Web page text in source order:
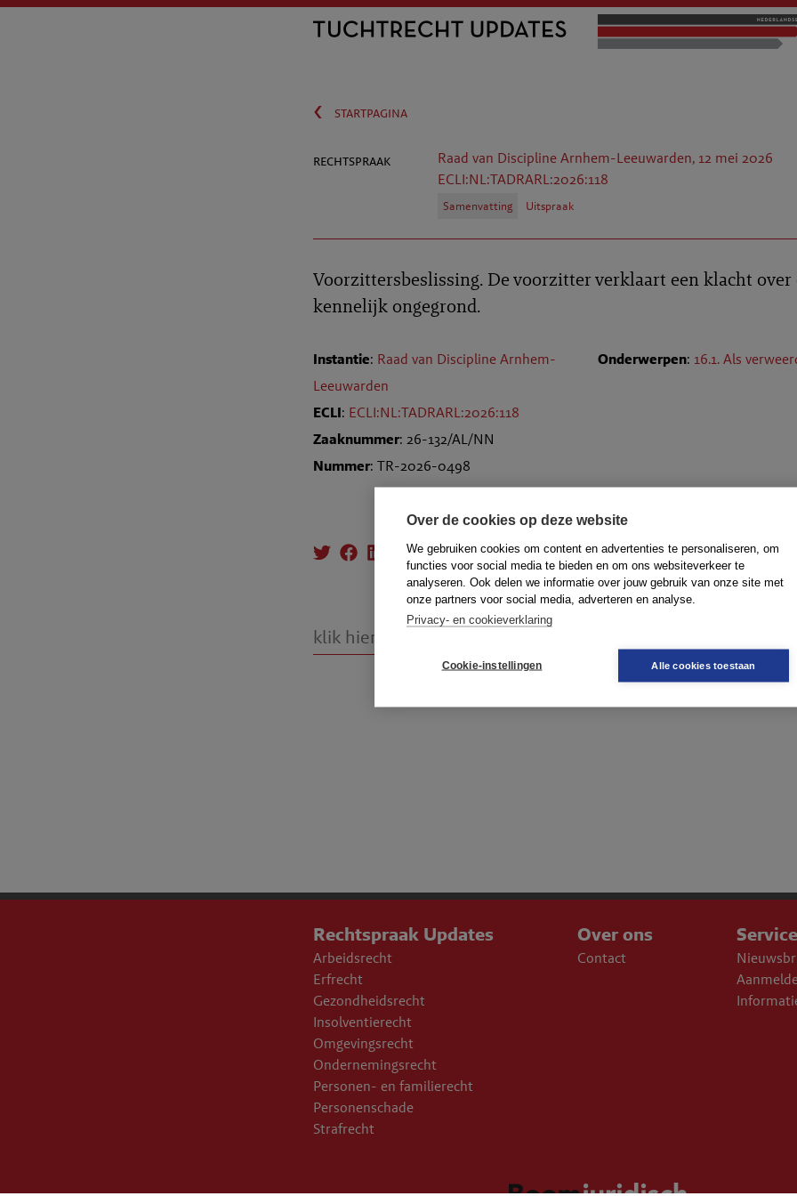
Over de cookies op deze website
We gebruiken cookies om content en advertenties te personaliseren, om
functies voor social media te bieden en om ons websiteverkeer te
analyseren. Ook delen we informatie over jouw gebruik van onze site met
onze partners voor social media, adverteren en analyse.
Privacy- en cookieverklaring
Cookie-instellingen Alle cookies toestaan
‹ startpagina
rechtspraak
Raad van Discipline Arnhem-Leeuwarden, 12 mei 2026
ECLI:NL:TADRARL:2026:118
Samenvatting Uitspraak
Voorzittersbeslissing. De voorzitter verklaart een klacht over
kennelijk ongegrond.
Instantie: Raad van Discipline Arnhem-
Leeuwarden
ECLI: ECLI:NL:TADRARL:2026:118
Zaaknummer: 26-132/AL/NN
Nummer: TR-2026-0498
Onderwerpen: 16.1. Als
doorsturen
Rechtspraak Updates
Arbeidsrecht
Erfrecht
Gezondheidsrecht
Insolventierecht
Omgevingsrecht
Ondernemingsrecht
Personen- en familierecht
Personenschade
Strafrecht
Over ons
Contact
Service